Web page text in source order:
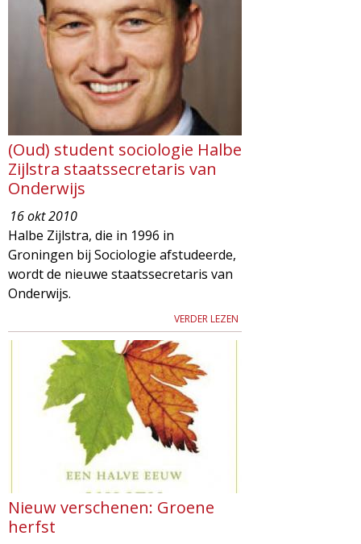
(Oud) student sociologie Halbe
Zijlstra staatssecretaris van
Onderwijs
16 okt 2010
Halbe Zijlstra, die in 1996 in
Groningen bij Sociologie afstudeerde,
wordt de nieuwe staatssecretaris van
Onderwijs.
VERDER LEZEN
Nieuw verschenen: Groene
herfst